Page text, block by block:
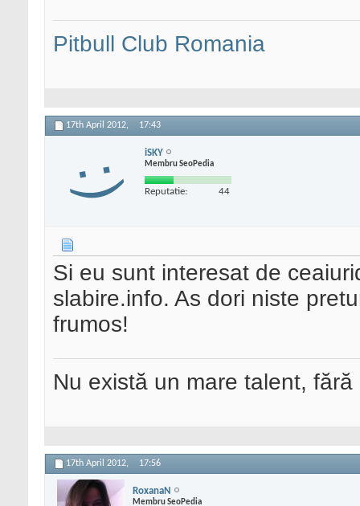
Pitbull Club Romania
17th April 2012, 17:43
iSKY
Membru SeoPedia
Reputatie: 44
Si eu sunt interesat de
slabire.info. As dori niste
frumos!
Nu există un mare talent,
17th April 2012, 17:56
RoxanaN
Membru SeoPedia